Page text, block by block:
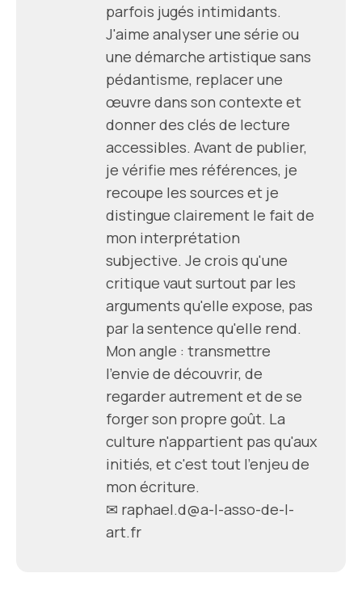
parfois jugés intimidants.
J'aime analyser une série ou
une démarche artistique sans
pédantisme, replacer une
œuvre dans son contexte et
donner des clés de lecture
accessibles. Avant de publier,
je vérifie mes références, je
recoupe les sources et je
distingue clairement le fait de
mon interprétation
subjective. Je crois qu'une
critique vaut surtout par les
arguments qu'elle expose, pas
par la sentence qu'elle rend.
Mon angle : transmettre
l'envie de découvrir, de
regarder autrement et de se
forger son propre goût. La
culture n'appartient pas qu'aux
initiés, et c'est tout l'enjeu de
mon écriture.
✉ raphael.d@a-l-asso-de-l-
art.fr